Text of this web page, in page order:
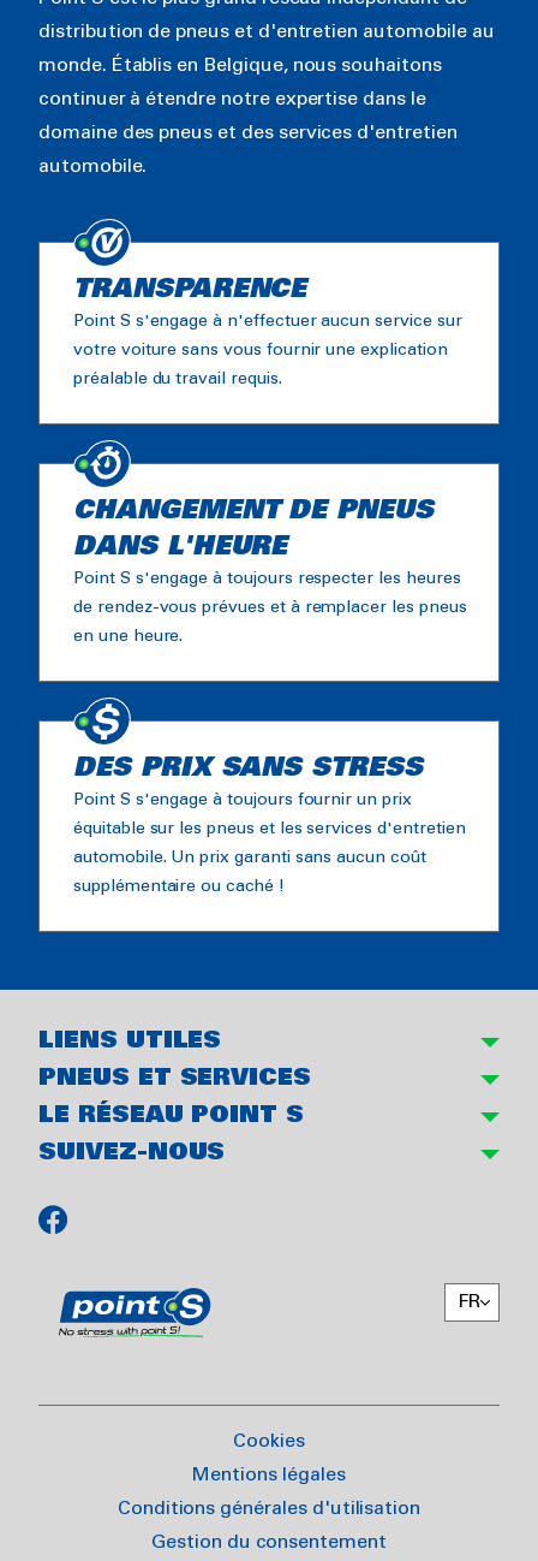
distribution de pneus et d'entretien automobile au
monde. Établis en Belgique, nous souhaitons
continuer à étendre notre expertise dans le
domaine des pneus et des services d'entretien
automobile.
TRANSPARENCE
Point S s'engage à n'effectuer aucun service sur
votre voiture sans vous fournir une explication
préalable du travail requis.
CHANGEMENT DE PNEUS
DANS L'HEURE
Point S s'engage à toujours respecter les heures
de rendez-vous prévues et à remplacer les pneus
en une heure.
DES PRIX SANS STRESS
Point S s'engage à toujours fournir un prix
équitable sur les pneus et les services d'entretien
automobile. Un prix garanti sans aucun coût
supplémentaire ou caché !
LIENS UTILES
PNEUS ET SERVICES
LE RÉSEAU POINT S
SUIVEZ-NOUS
FR
Cookies
Mentions légales
Conditions générales d'utilisation
Gestion du consentement